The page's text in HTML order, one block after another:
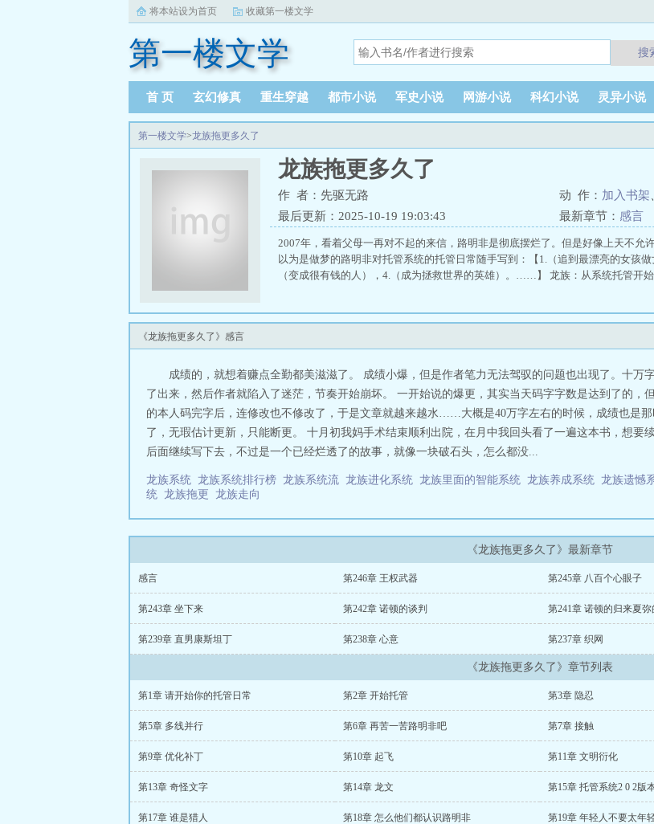
将本站设为首页 收藏第一楼文学
第一楼文学 搜
首 页 玄幻修真 重生穿越 都市小说 军史小说 网游小说 科幻小说 灵异小说
第一楼文学>龙族拖更多久了
龙族拖更多久了
作 者：先驱无路 动 作： 加入书架
最后更新：2025-10-19 19:03:43
最新章节： 感言
2007年，看着父母一再对不起的来信，路明非是彻底摆烂了。但是好像上天不允
以为是做梦的路明非对托管系统的托管日常随手写到：【1.（追到最漂亮的女孩
（变成很有钱的人），4.（成为拯救世界的英雄）。……】 龙族：从系统托管开
《龙族拖更多久了》感言
成绩的，就想着赚点全勤都美滋滋了。 成绩小爆，但是作者笔力无法驾驭的问题也出现了。十万
了出来，然后作者就陷入了迷茫，节奏开始崩坏。 一开始说的爆更，其实当天码字字数是达到了的，
的本人码完字后，连修改也不修改了，于是文章就越来越水……大概是40万字左右的时候，成绩也是
了，无瑕估计更新，只能断更。 十月初我妈手术结束顺利出院，在月中我回头看了一遍这本书，想要
后面继续写下去，不过是一个已经烂透了的故事，就像一块破石头，怎么都没...
龙族系统 龙族系统排行榜 龙族系统流 龙族进化系统 龙族里面的智能系统 龙族养成系统 龙族遗憾
统 龙族拖更 龙族走向
《龙族拖更多久了》最新章节
感言 第246章 王权武器 第245章 八百个心眼子
第243章 坐下来 第242章 诺顿的谈判 第241章 诺顿的归来夏
第239章 直男康斯坦丁 第238章 心意 第237章 织网
《龙族拖更多久了》章节列表
第1章 请开始你的托管日常 第2章 开始托管 第3章 隐忍
第5章 多线并行 第6章 再苦一苦路明非吧 第7章 接触
第9章 优化补丁 第10章 起飞 第11章 文明衍化
第13章 奇怪文字 第14章 龙文 第15章 托管系统2 0 2版
第17章 谁是猎人 第18章 怎么他们都认识路明非 第19章 年轻人不要太年